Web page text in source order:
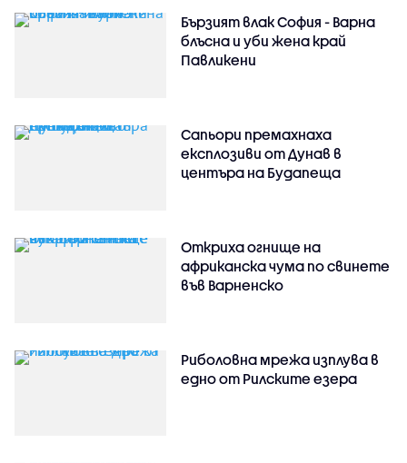
Бързият влак София - Варна
блъсна и уби жена край
Павликени
Сапьори премахнаха
експлозиви от Дунав в
центъра на Будапеща
Откриха огнище на
африканска чума по свинете
във Варненско
Риболовна мрежа изплува в
едно от Рилските езера